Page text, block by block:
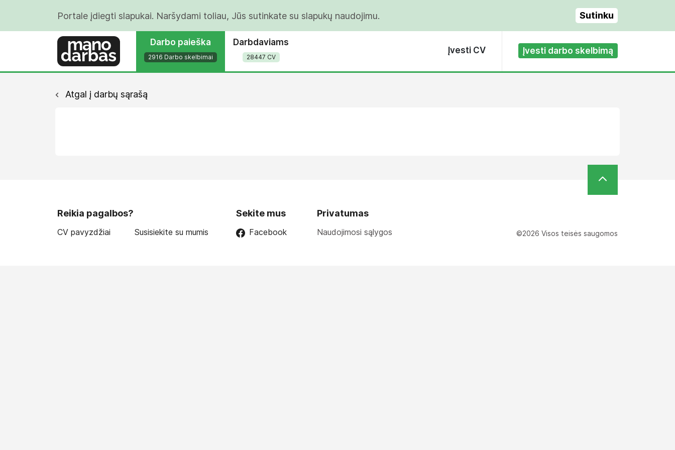
Portale įdiegti slapukai. Naršydami toliau, Jūs sutinkate su slapukų naudojimu. Sutinku
Darbo paieška
2916 Darbo skelbimai
Darbdaviams
28447 CV
Įvesti CV Įvesti darbo skelbimą
Atgal į darbų sąrašą
Reikia pagalbos?
CV pavyzdžiai Susisiekite su mumis
Sekite mus
Facebook
Privatumas
Naudojimosi sąlygos ©2026 Visos teisės saugomos